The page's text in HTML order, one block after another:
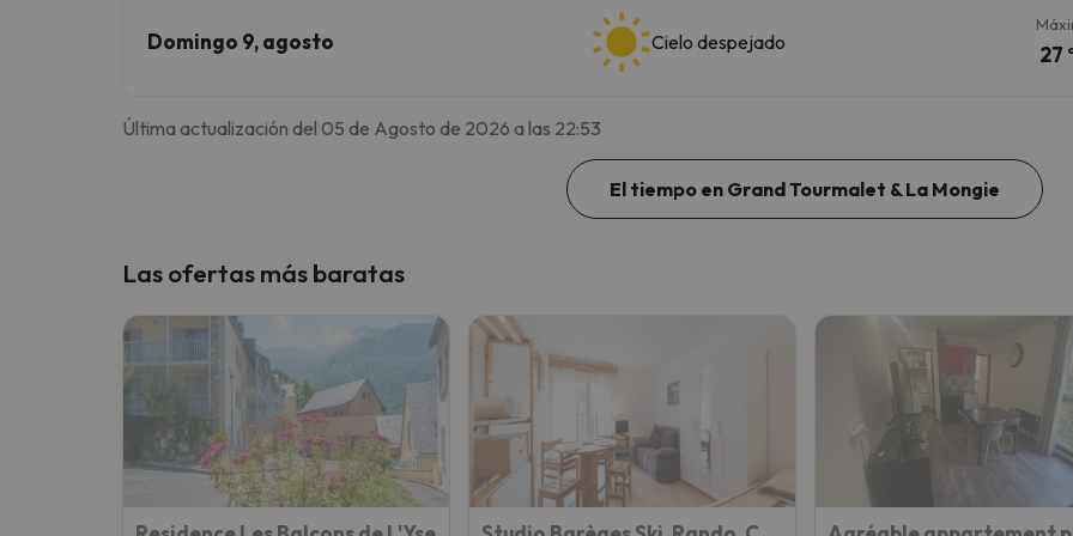
Domingo 9, agosto Cielo despejado
27
Última actualización del 05 de Agosto de 2026 a las 22:53
El tiempo en Grand Tourmalet & La Mongie
Las ofertas más baratas